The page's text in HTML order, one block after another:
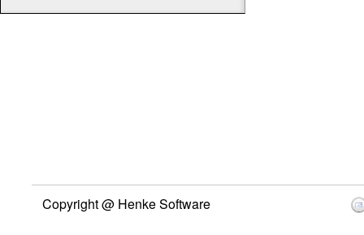
Copyright @ Henke Software